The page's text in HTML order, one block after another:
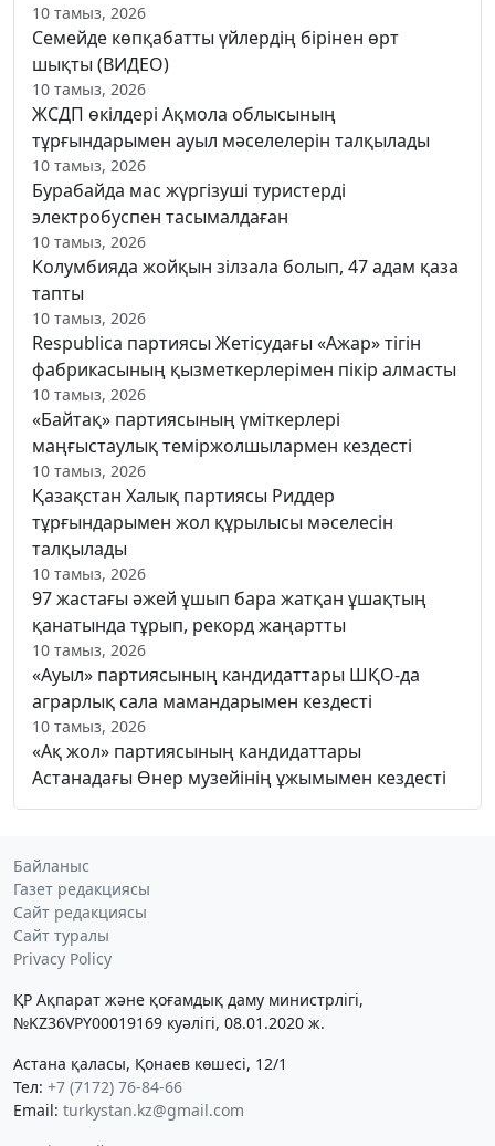
10 тамыз, 2026
Семейде көпқабатты үйлердің бірінен өрт
шықты (ВИДЕО)
10 тамыз, 2026
ЖСДП өкілдері Ақмола облысының
тұрғындарымен ауыл мәселелерін талқылады
10 тамыз, 2026
Бурабайда мас жүргізуші туристерді
электробуспен тасымалдаған
10 тамыз, 2026
Колумбияда жойқын зілзала болып, 47 адам қаза
тапты
10 тамыз, 2026
Respublica партиясы Жетісудағы «Ажар» тігін
фабрикасының қызметкерлерімен пікір алмасты
10 тамыз, 2026
«Байтақ» партиясының үміткерлері
маңғыстаулық теміржолшылармен кездесті
10 тамыз, 2026
Қазақстан Халық партиясы Риддер
тұрғындарымен жол құрылысы мәселесін
талқылады
10 тамыз, 2026
97 жастағы әжей ұшып бара жатқан ұшақтың
қанатында тұрып, рекорд жаңартты
10 тамыз, 2026
«Ауыл» партиясының кандидаттары ШҚО-да
аграрлық сала мамандарымен кездесті
10 тамыз, 2026
«Ақ жол» партиясының кандидаттары
Астанадағы Өнер музейінің ұжымымен кездесті
Байланыс
Газет редакциясы
Сайт редакциясы
Сайт туралы
Privacy Policy
ҚР Ақпарат және қоғамдық даму министрлігі,
№KZ36VPY00019169 куәлігі, 08.01.2020 ж.
Астана қаласы, Қонаев көшесі, 12/1
Тел: +7 (7172) 76-84-66
Email: turkystan.kz@gmail.com